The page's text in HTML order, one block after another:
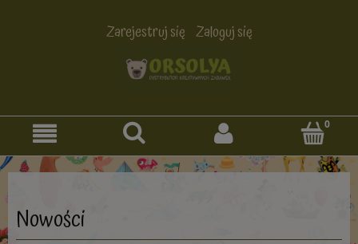
Zarejestruj się Zaloguj się
Nowości